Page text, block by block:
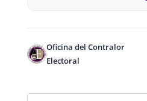
Oficina del Contralor
Electoral